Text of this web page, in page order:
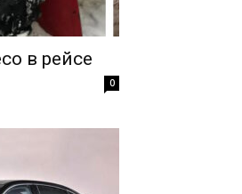
в рейсе
0